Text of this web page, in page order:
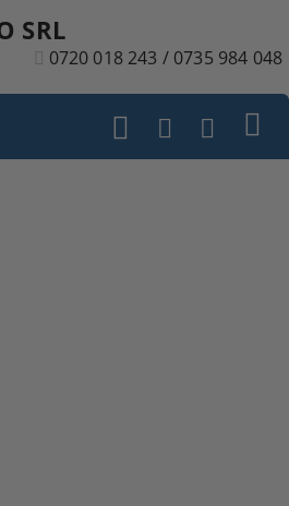
SRL
0720 018 243 / 0735 984 048